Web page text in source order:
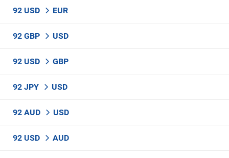
92 USD EUR
92 GBP USD
92 USD GBP
92 JPY USD
92 AUD USD
92 USD AUD